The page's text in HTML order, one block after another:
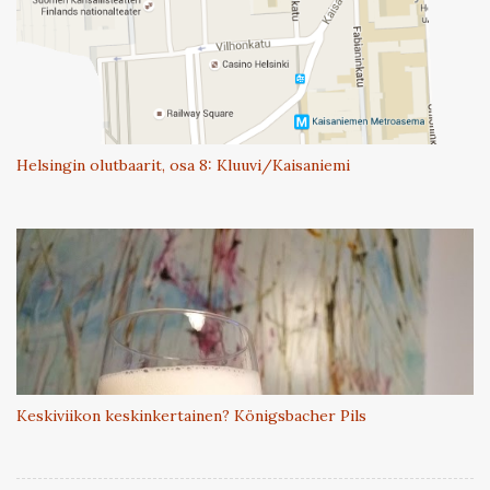
Helsingin olutbaarit, osa 8: Kluuvi/Kaisaniemi
Keskiviikon keskinkertainen? Königsbacher Pils